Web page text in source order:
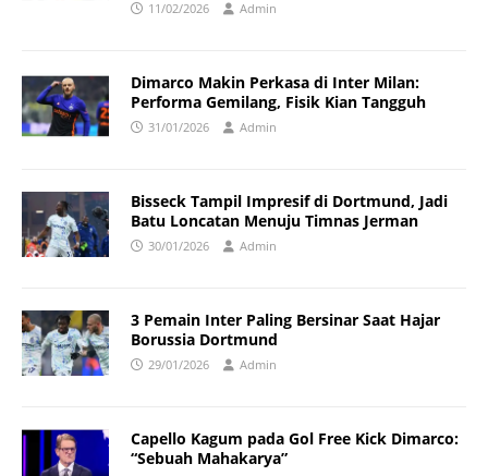
11/02/2026 Admin
Dimarco Makin Perkasa di Inter Milan:
Performa Gemilang, Fisik Kian Tangguh
31/01/2026 Admin
Bisseck Tampil Impresif di Dortmund, Jadi
Batu Loncatan Menuju Timnas Jerman
30/01/2026 Admin
3 Pemain Inter Paling Bersinar Saat Hajar
Borussia Dortmund
29/01/2026 Admin
Capello Kagum pada Gol Free Kick Dimarco:
“Sebuah Mahakarya”